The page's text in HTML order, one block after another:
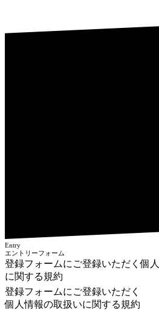
Entry
エントリーフォーム
登録フォームにご登録いただく個
に関する規約
登録フォームにご登録いただく
個人情報の取扱いに関する規約